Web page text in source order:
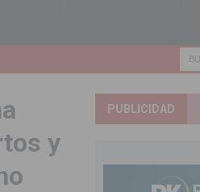
y
PUBLICIDAD